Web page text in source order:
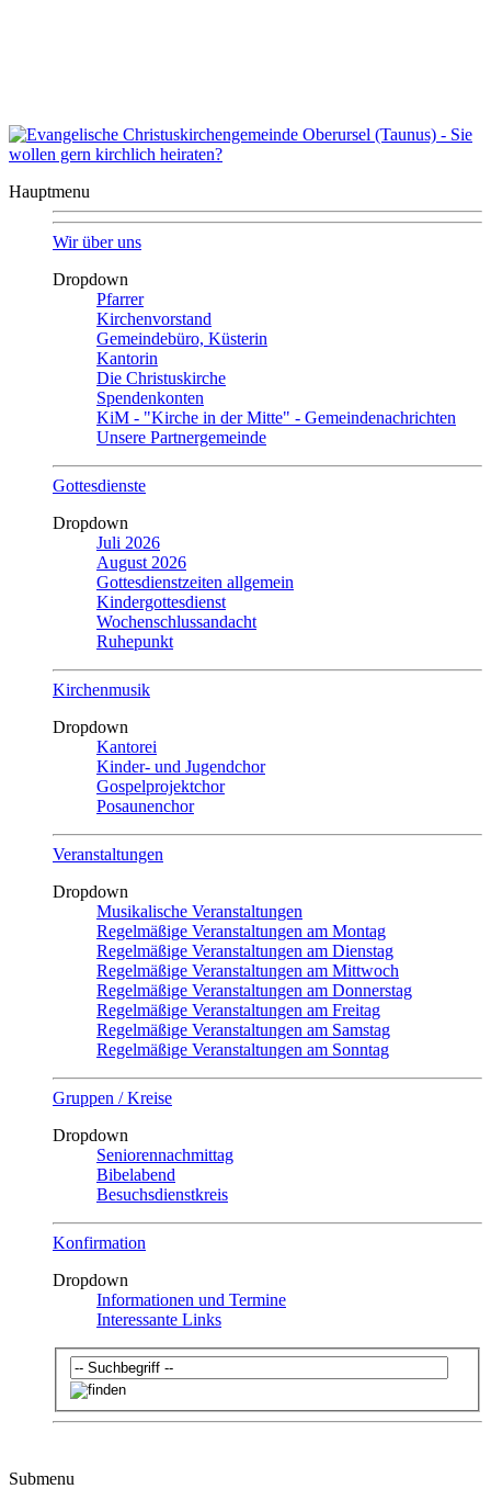
Hauptmenu
Wir über uns
Dropdown
Pfarrer
Kirchenvorstand
Gemeindebüro, Küsterin
Kantorin
Die Christuskirche
Spendenkonten
KiM - "Kirche in der Mitte" - Gemeindenachrichten
Unsere Partnergemeinde
Gottesdienste
Dropdown
Juli 2026
August 2026
Gottesdienstzeiten allgemein
Kindergottesdienst
Wochenschlussandacht
Ruhepunkt
Kirchenmusik
Dropdown
Kantorei
Kinder- und Jugendchor
Gospelprojektchor
Posaunenchor
Veranstaltungen
Dropdown
Musikalische Veranstaltungen
Regelmäßige Veranstaltungen am Montag
Regelmäßige Veranstaltungen am Dienstag
Regelmäßige Veranstaltungen am Mittwoch
Regelmäßige Veranstaltungen am Donnerstag
Regelmäßige Veranstaltungen am Freitag
Regelmäßige Veranstaltungen am Samstag
Regelmäßige Veranstaltungen am Sonntag
Gruppen / Kreise
Dropdown
Seniorennachmittag
Bibelabend
Besuchsdienstkreis
Konfirmation
Dropdown
Informationen und Termine
Interessante Links
Submenu